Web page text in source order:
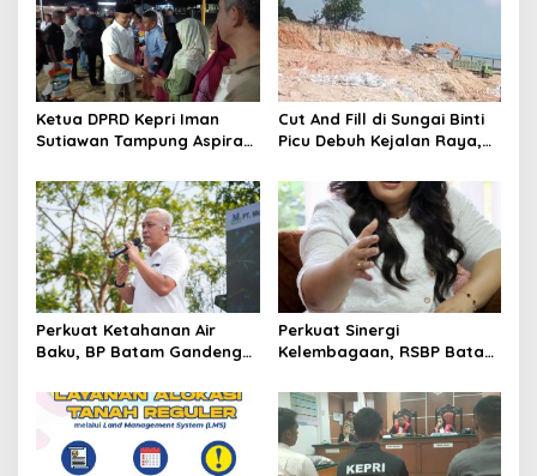
i
p
o
s
Ketua DPRD Kepri Iman
Sutiawan Tampung Aspirasi
Tembesi Lestari
Cut And Fill di Sungai Binti
Picu Debuh Kejalan Raya,
Truck Tanpa Penutup
Perkuat Ketahanan Air
Baku, BP Batam Gandeng
Bambu Betung di
Bendungan Sei Nongsa
Perkuat Sinergi
Kelembagaan, RSBP Batam
Pelayanan dan
Ketersediaan Obat Aman